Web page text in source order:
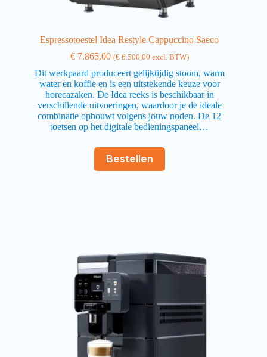
Espressotoestel Idea Restyle Cappuccino Saeco
€7.865,00 (€6.500,00 excl. BTW)
Dit werkpaard produceert gelijktijdig stoom, warm
water en koffie en is een uitstekende keuze voor
horecazaken. De Idea reeks is beschikbaar in
verschillende uitvoeringen, waardoor je de ideale
combinatie opbouwt volgens jouw noden. De 12
toetsen op het digitale bedieningspaneel…
Bestellen